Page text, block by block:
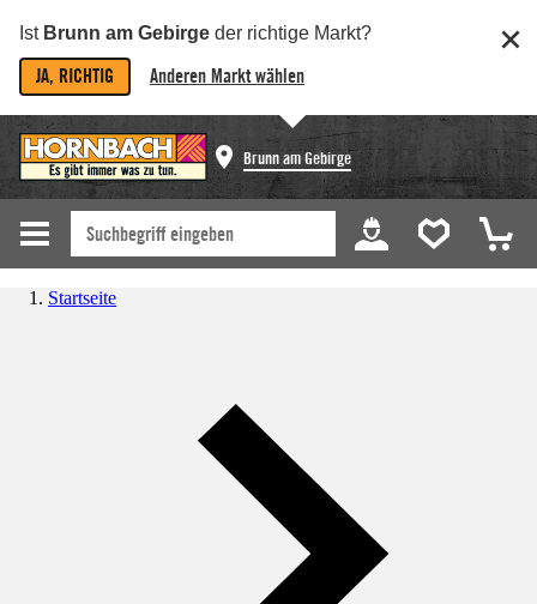
Ist Brunn am Gebirge der richtige Markt?
JA, RICHTIG Anderen Markt wählen
Brunn am Gebirge
Startseite